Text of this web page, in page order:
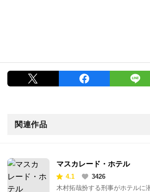
関連作品
マスカレード・ホテル
4.1
3426
木村拓哉扮する刑事がホテルに